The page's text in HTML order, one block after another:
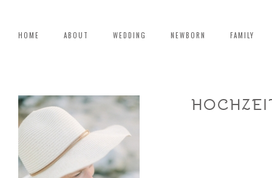
HOME ABOUT WEDDING NEWBORN FAMILY